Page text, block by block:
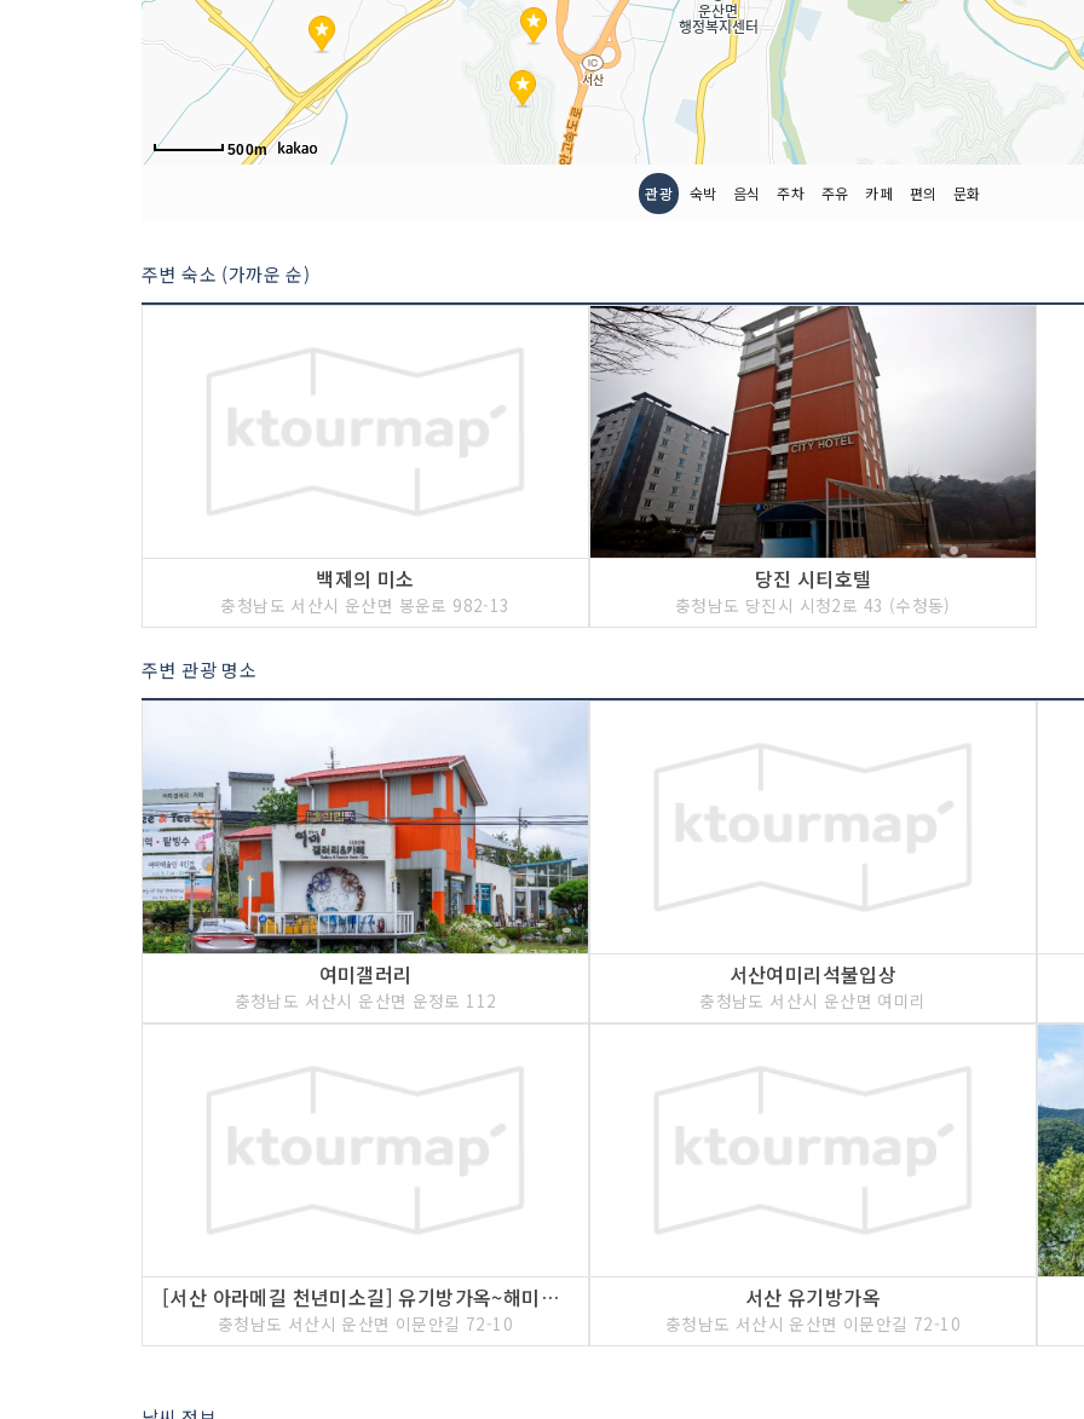
500m
관광 숙박 음식 주차 주유 카페 편의 문화
주변 숙소 (가까운 순)
백제의 미소
충청남도 서산시 운산면 봉운로 982-13
당진 시티호텔
충청남도 당진시 시청2로 43 (수청동)
주변 관광 명소
여미갤러리
충청남도 서산시 운산면 운정로 112
서산여미리석불입상
충청남도 서산시 운산면 여미리
[서산 아라메길 천년미소길] 유기방가옥~해미읍성 진남루
충청남도 서산시 운산면 이문안길 72-10
서산 유기방가옥
충청남도 서산시 운산면 이문안길 72-10